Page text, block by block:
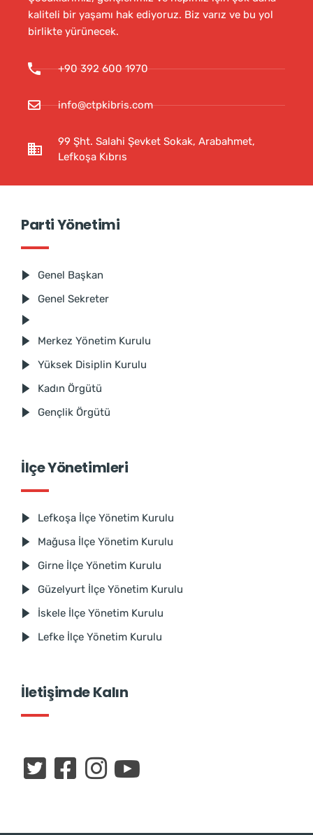
kaliteli bir yaşamı hak ediyoruz. Biz varız ve bu yol
birlikte yürünecek.
+90 392 600 1970
info@ctpkibris.com
99 Şht. Salahi Şevket Sokak, Arabahmet,
Lefkoşa Kıbrıs
Parti Yönetimi
Genel Başkan
Genel Sekreter
Merkez Yönetim Kurulu
Yüksek Disiplin Kurulu
Kadın Örgütü
Gençlik Örgütü
İlçe Yönetimleri
Lefkoşa İlçe Yönetim Kurulu
Mağusa İlçe Yönetim Kurulu
Girne İlçe Yönetim Kurulu
Güzelyurt İlçe Yönetim Kurulu
İskele İlçe Yönetim Kurulu
Lefke İlçe Yönetim Kurulu
İletişimde Kalın